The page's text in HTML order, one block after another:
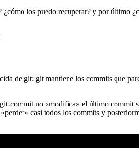
los puedo recuperar? y por último
de git: git mantiene los commits que
commit no «modifica» el último commit
casi todos los commits y